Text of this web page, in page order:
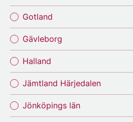
Gotland
Gävleborg
Halland
Jämtland Härjedalen
Jönköpings län